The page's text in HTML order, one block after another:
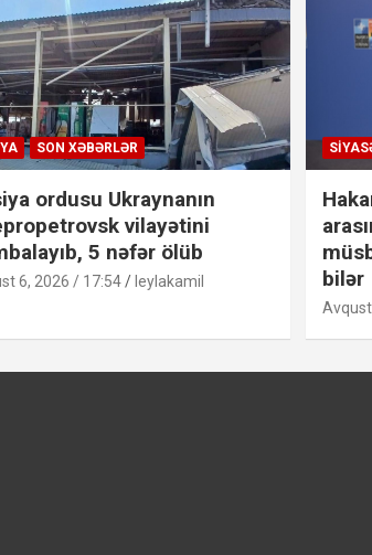
SON XƏBƏRLƏR
ordusu Ukraynanın
vilayətini
5 nəfər ölüb
6, 2026 / 17:54 leylakamil
bilər